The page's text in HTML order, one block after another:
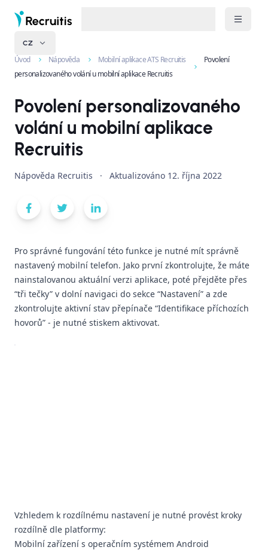
CZ
Úvod Nápověda Mobilní aplikace ATS Recruitis
Povolení
personalizovaného volání u mobilní aplikace Recruitis
Povolení personalizovaného
volání u mobilní aplikace
Recruitis
Nápověda Recruitis · Aktualizováno 12. října 2022
Pro správné fungování této funkce je nutné mít správně
nastavený mobilní telefon. Jako první zkontrolujte, že máte
nainstalovanou aktuální verzi aplikace, poté přejděte přes
“tři tečky” v dolní navigaci do sekce “Nastavení” a zde
zkontrolujte aktivní stav přepínače “Identifikace příchozích
hovorů” - je nutné stiskem aktivovat.
Vzhledem k rozdílnému nastavení je nutné provést kroky
rozdílně dle platformy:
Mobilní zařízení s operačním systémem Android